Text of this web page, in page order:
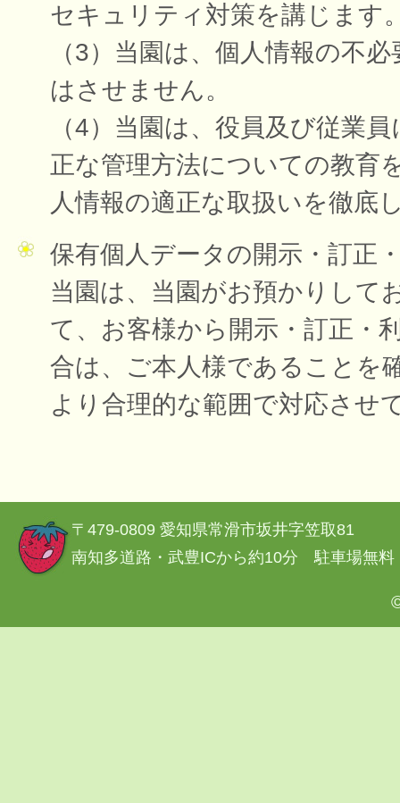
セキュリティ対策を講じます
（3）当園は、個人情報の不
はさせません。
（4）当園は、役員及び従業
正な管理方法についての教育
人情報の適正な取扱いを徹底
保有個人データの開示・訂正
当園は、当園がお預かりして
て、お客様から開示・訂正・
合は、ご本人様であることを
より合理的な範囲で対応させ
〒479-0809 愛知県常滑市坂井字笠取81
南知多道路・武豊ICから約10分 駐車場無料